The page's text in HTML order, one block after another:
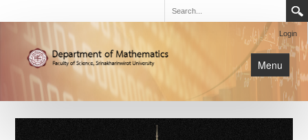
Login
Menu